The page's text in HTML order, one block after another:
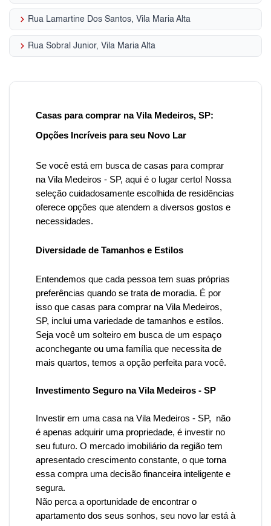
keyboard_arrow_right Rua Lamartine Dos Santos, Vila Maria Alta
keyboard_arrow_right Rua Sobral Junior, Vila Maria Alta
Casas para comprar na Vila Medeiros, SP:
Opções Incríveis para seu Novo Lar
Se você está em busca de casas para comprar
na Vila Medeiros - SP, aqui é o lugar certo! Nossa
seleção cuidadosamente escolhida de residências
oferece opções que atendem a diversos gostos e
necessidades.
Diversidade de Tamanhos e Estilos
Entendemos que cada pessoa tem suas próprias
preferências quando se trata de moradia. É por
isso que casas para comprar na Vila Medeiros,
SP, inclui uma variedade de tamanhos e estilos.
Seja você um solteiro em busca de um espaço
aconchegante ou uma família que necessita de
mais quartos, temos a opção perfeita para você.
Investimento Seguro na Vila Medeiros - SP
Investir em uma casa na Vila Medeiros - SP, não
é apenas adquirir uma propriedade, é investir no
seu futuro. O mercado imobiliário da região tem
apresentado crescimento constante, o que torna
essa compra uma decisão financeira inteligente e
segura.
Não perca a oportunidade de encontrar o
apartamento dos seus sonhos, seu novo lar está à